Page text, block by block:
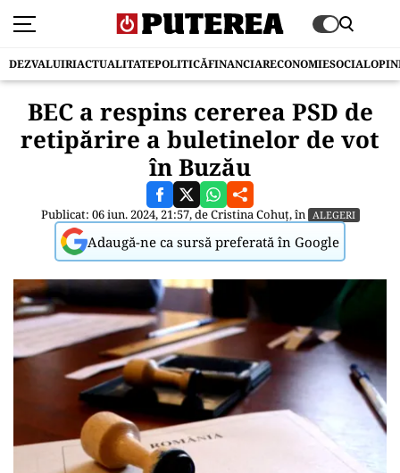
DEZVALUIRIACTUALITATEPOLITICĂFINANCIARECONOMIESOCIAL
BEC a respins cererea PSD de
retipărire a buletinelor de vot
în Buzău
Publicat: 06 iun. 2024, 21:57, deCristina Cohuț, în ALEGERI
Adaugă-ne ca sursă preferată în Google